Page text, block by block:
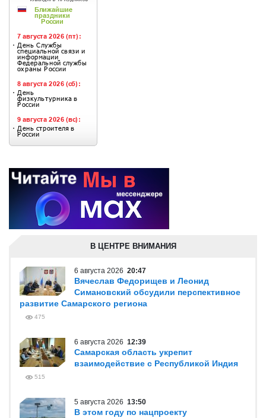
В ЦЕНТРЕ ВНИМАНИЯ
6 августа 2026 20:47
Вячеслав Федорищев и Леонид
Симановский обсудили перспективное
развитие Самарского региона
475
6 августа 2026 12:39
Самарская область укрепит
взаимодействие с Республикой Индия
515
5 августа 2026 13:50
В этом году по нацпроекту